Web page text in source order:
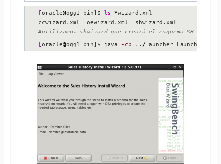
[oracle@ogg1 bin] $ ls *wizard.xml
#utilizamos shwizard que creará el esquema SH
[oracle@ogg1 bin] $ java -cp .. /launcher